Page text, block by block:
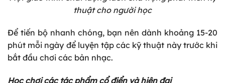
thuật cho người học
Để tiến bộ nhanh chóng, bạn nên dành khoảng 15-20
phút mỗi ngày để luyện tập các kỹ thuật này trước khi
bắt đầu chơi các bản nhạc.
Học chơi các tác phẩm cổ điển và hiện đại